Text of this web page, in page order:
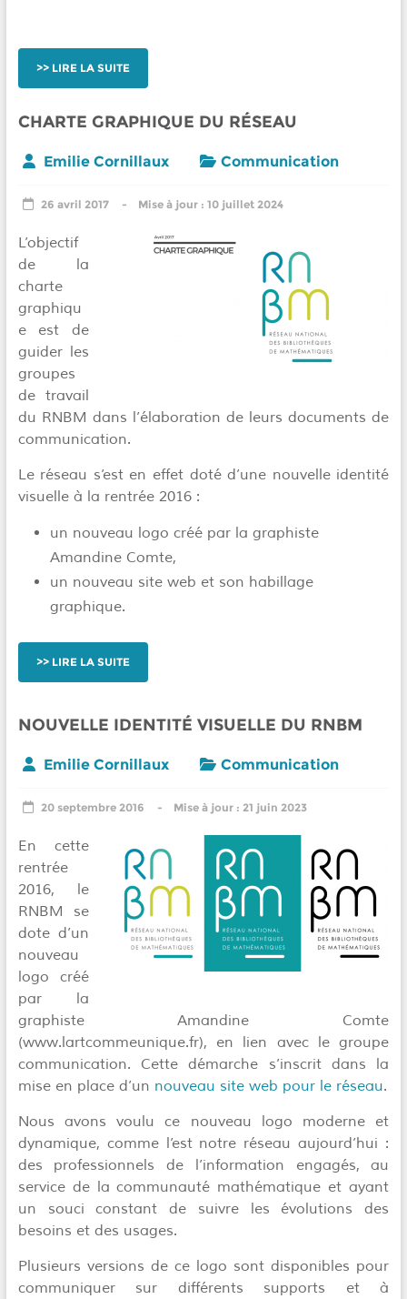
LIRE LA SUITE
CHARTE GRAPHIQUE DU RÉSEAU
Emilie Cornillaux Communication
26 avril 2017 10 juillet 2024
L’objectif
de la
charte
graphiqu
e est de
guider les
groupes
de travail
du RNBM dans l’élaboration de leurs documents de
communication.
Le réseau s’est en effet doté d’une nouvelle identité
visuelle à la rentrée 2016 :
un nouveau logo créé par la graphiste
Amandine Comte,
un nouveau site web et son habillage
graphique.
LIRE LA SUITE
NOUVELLE IDENTITÉ VISUELLE DU RNBM
Emilie Cornillaux Communication
20 septembre 2016 21 juin 2023
En cette
rentrée
2016, le
RNBM se
dote d’un
nouveau
logo créé
par la
graphiste Amandine Comte
(www.lartcommeunique.fr), en lien avec le groupe
communication. Cette démarche s’inscrit dans la
mise en place d’un nouveau site web pour le réseau.
Nous avons voulu ce nouveau logo moderne et
dynamique, comme l’est notre réseau aujourd’hui :
des professionnels de l’information engagés, au
service de la communauté mathématique et ayant
un souci constant de suivre les évolutions des
besoins et des usages.
Plusieurs versions de ce logo sont disponibles pour
communiquer sur différents supports et à